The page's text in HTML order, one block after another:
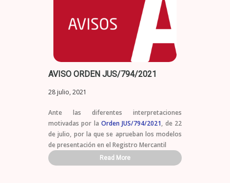
AVISO ORDEN JUS/794/2021
28 julio, 2021
Ante las diferentes interpretaciones
motivadas por la Orden JUS/794/2021, de 22
de julio, por la que se aprueban los modelos
de presentación en el Registro Mercantil
Read More